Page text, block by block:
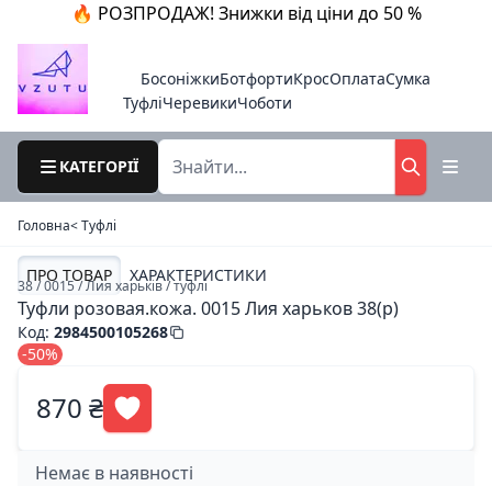
🔥 РОЗПРОДАЖ! Знижки від ціни до 50 %
БосоніжкиБотфортиКросОплатаСумка
ТуфліЧеревикиЧоботи
КАТЕГОРІЇ
Головна< Туфлі
ПРО ТОВАР ХАРАКТЕРИСТИКИ
38 / 0015 / Лия харьків / туфлі
Туфли розовая.кожа. 0015 Лия харьков 38(р)
Код: 2984500105268
-50%
870 ₴
Немає в наявності